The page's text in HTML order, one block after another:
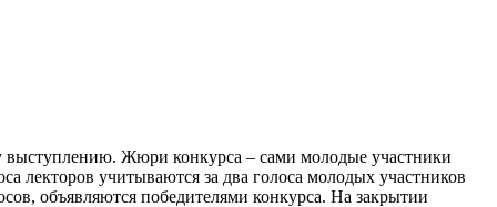
выступлению. Жюри конкурса – сами молодые участники
лекторов учитываются за два голоса молодых участников
объявляются победителями конкурса. На закрытии